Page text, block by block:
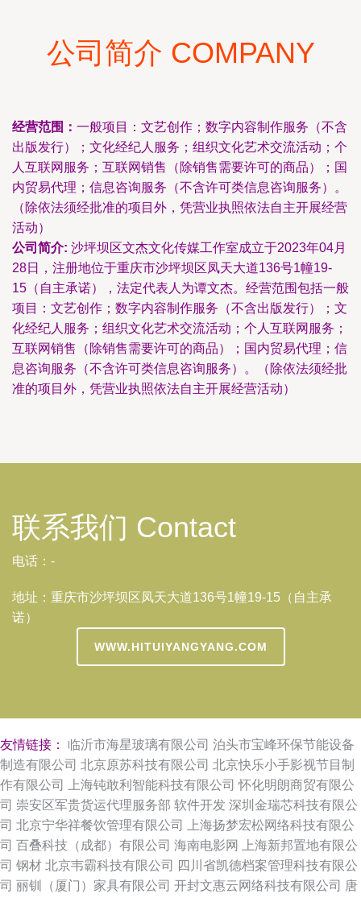
公司简介 COMPANY
经营范围： 一般项目：文艺创作；数字内容制作服务（不含
出版发行）；文化经纪人服务；组织文化艺术交流活动；个
人互联网服务；互联网销售（除销售需要许可的商品）；国
内贸易代理；信息咨询服务（不含许可类信息咨询服务）。
（除依法须经批准的项目外，凭营业执照依法自主开展经营
活动）
公司简介: 沙坪坝区文杰文化传媒工作室成立于2023年04月
28日，注册地位于重庆市沙坪坝区凤天大道136号1幢19-
15（自主承诺），法定代表人为谭文杰。经营范围包括一般
项目：文艺创作；数字内容制作服务（不含出版发行）；文
化经纪人服务；组织文化艺术交流活动；个人互联网服务；
互联网销售（除销售需要许可的商品）；国内贸易代理；信
息咨询服务（不含许可类信息咨询服务）。（除依法须经批
准的项目外，凭营业执照依法自主开展经营活动）
联系我们 Contact
电话：-
地址：重庆市沙坪坝区凤天大道136号1幢19-15（自主承
诺）
WWW.HITUIYANGYANG.COM
友情链接： 临沂市海星玻璃有限公司 泊头市宝峰环保节能设备
制造有限公司 北京原苏科技有限公司 北京快乐小手影视节目制
作有限公司
上海钝敢利智能科技有限公司 怀化明朗商贸有限公
司 崇安区军贵货运代理服务部 软件开发 深圳金瑞芯科技有限公
司 北京宁华祥餐饮管理有限公司
上海扬梦宏松网络科技有限公
司 百叠科技（成都）有限公司 海南电影网
上海新邦置地有限公
司 钢材 北京韦霸科技有限公司
四川省凯德档案管理科技有限公
司 丽钏（厦门）家具有限公司 开封文惠云网络科技有限公司 唐